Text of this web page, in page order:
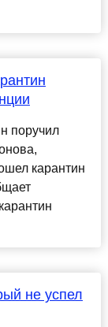
поручил
карантин
не успел